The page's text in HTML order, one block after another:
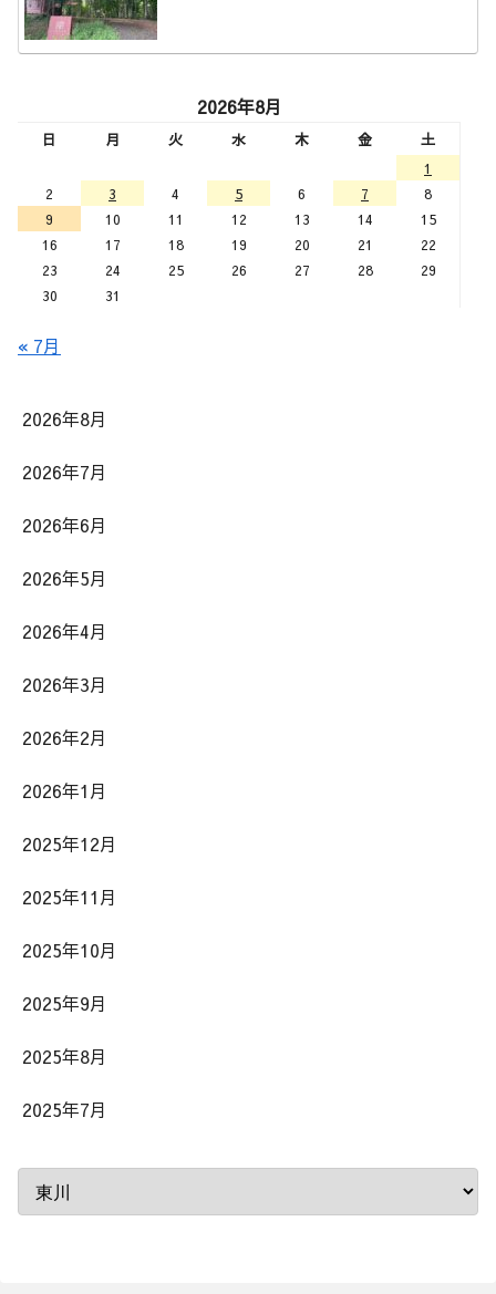
2026年8月
日 月 火 水 木 金
土
1
2
3 4 5 6 7
8
9
10 11 12 13 14
15
16
17 18 19 20 21
22
23
24 25 26 27 28
29
30
31
« 7月
2026年8月
2026年7月
2026年6月
2026年5月
2026年4月
2026年3月
2026年2月
2026年1月
2025年12月
2025年11月
2025年10月
2025年9月
2025年8月
2025年7月